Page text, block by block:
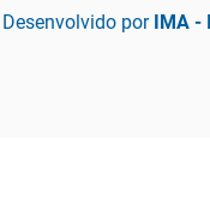
Desenvolvido por IMA -